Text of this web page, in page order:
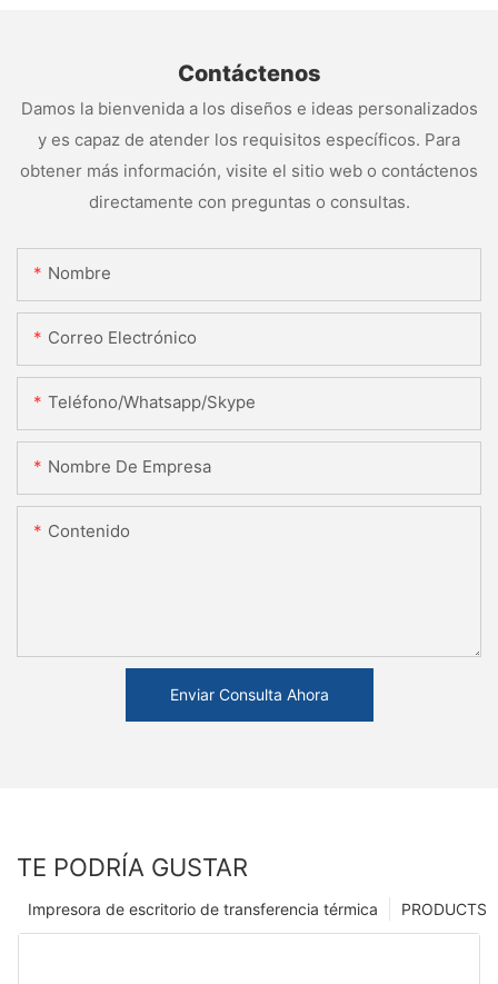
Contáctenos
Damos la bienvenida a los diseños e ideas personalizados
y es capaz de atender los requisitos específicos. Para
obtener más información, visite el sitio web o contáctenos
directamente con preguntas o consultas.
Nombre
Correo Electrónico
Teléfono/whatsapp/skype
Nombre De Empresa
Contenido
Enviar Consulta Ahora
TE PODRÍA GUSTAR
PRODUCTS
Impresora de escritorio de transferencia térmica